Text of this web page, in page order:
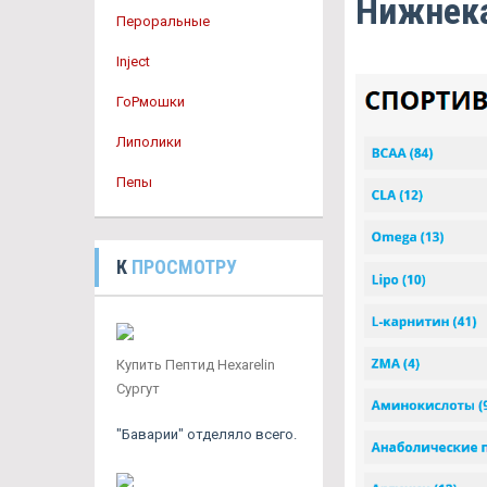
Пероральные
Inject
ГоРмошки
Липолики
Пепы
К ПРОСМОТРУ
Купить Пептид Hexarelin
Сургут
"Баварии" отделяло всего.